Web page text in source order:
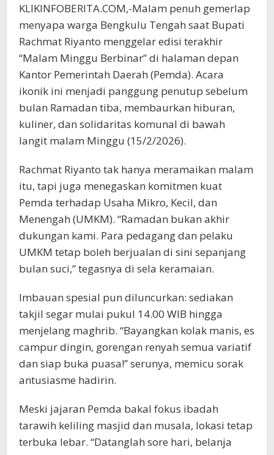
KLIKINFOBERITA.COM,-Malam penuh gemerlap
menyapa warga Bengkulu Tengah saat Bupati
Rachmat Riyanto menggelar edisi terakhir
“Malam Minggu Berbinar” di halaman depan
Kantor Pemerintah Daerah (Pemda). Acara
ikonik ini menjadi panggung penutup sebelum
bulan Ramadan tiba, membaurkan hiburan,
kuliner, dan solidaritas komunal di bawah
langit malam Minggu (15/2/2026).
Rachmat Riyanto tak hanya meramaikan malam
itu, tapi juga menegaskan komitmen kuat
Pemda terhadap Usaha Mikro, Kecil, dan
Menengah (UMKM). “Ramadan bukan akhir
dukungan kami. Para pedagang dan pelaku
UMKM tetap boleh berjualan di sini sepanjang
bulan suci,” tegasnya di sela keramaian.
Imbauan spesial pun diluncurkan: sediakan
takjil segar mulai pukul 14.00 WIB hingga
menjelang maghrib. “Bayangkan kolak manis, es
campur dingin, gorengan renyah semua variatif
dan siap buka puasa!” serunya, memicu sorak
antusiasme hadirin.
Meski jajaran Pemda bakal fokus ibadah
tarawih keliling masjid dan musala, lokasi tetap
terbuka lebar. “Datanglah sore hari, belanja